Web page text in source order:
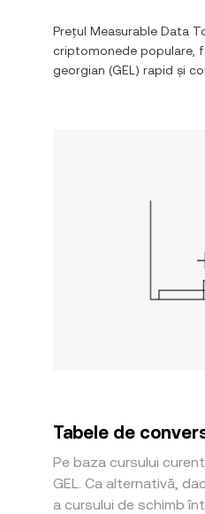
Prețul Measurable Data
criptomonede populare,
georgian (GEL ) rapid și
Tabele de
Pe baza cursului
GEL. Ca alternativă,
a cursului de schimb